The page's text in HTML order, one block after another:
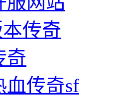
传奇
奇
血传奇sf